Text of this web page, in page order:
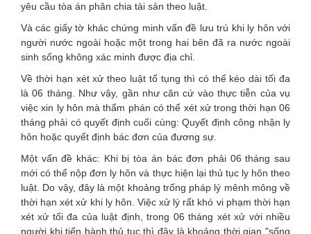
yêu cầu tòa án phân chia tài sản theo luật.
Và các giấy tờ khác chứng minh vấn đề lưu trú khi ly hôn với
người nước ngoài hoặc một trong hai bên đã ra nước ngoài
sinh sống không xác minh được địa chỉ.
Về thời hạn xét xử theo luật tố tụng thì có thể kéo dài tối đa
là 06 tháng. Như vậy, gần như căn cứ vào thực tiễn của vụ
việc xin ly hôn mà thẩm phán có thể xét xử trong thời hạn 06
tháng phải có quyết định cuối cùng: Quyết định công nhận ly
hôn hoặc quyết định bác đơn của đương sự.
Một vấn đề khác: Khi bị tòa án bác đơn phải 06 tháng sau
mới có thể nộp đơn ly hôn và thực hiện lại thủ tục ly hôn theo
luật. Do vậy, đây là một khoảng trống pháp lý mênh mông về
thời hạn xét xử khi ly hôn. Việc xử lý rất khó vi phạm thời hạn
xét xử tối đa của luật định, trong 06 tháng xét xử với nhiều
người khi tiến hành thủ tục thì đây là khoảng thời gian "sống